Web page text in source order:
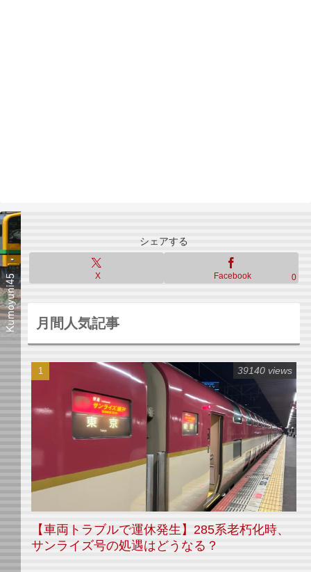
シェアする
X Facebook 0
月間人気記事
【車両トラブルで運休発生】285系老朽化時、
サンライズ号の処遇はどうなる？
39140 views